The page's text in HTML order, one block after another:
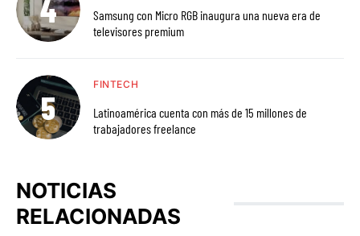
Samsung con Micro RGB inaugura una nueva era de
televisores premium
FINTECH
Latinoamérica cuenta con más de 15 millones de
trabajadores freelance
NOTICIAS
RELACIONADAS